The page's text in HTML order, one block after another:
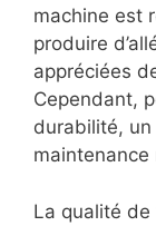
machine est
produire
appréciées
Cependant,
durabilité,
maintenance
La qualité de